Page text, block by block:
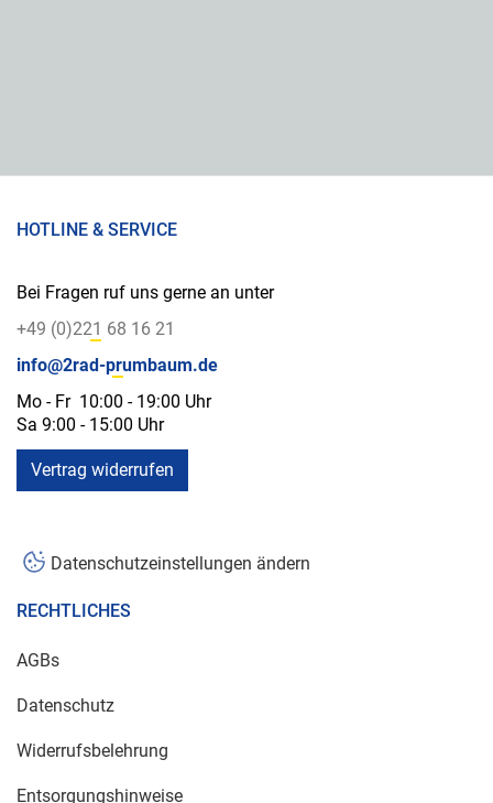
HOTLINE & SERVICE
Bei Fragen ruf uns gerne an unter
+49 (0)221 68 16 21
info@2rad-prumbaum.de
Mo - Fr 10:00 - 19:00 Uhr
Sa 9:00 - 15:00 Uhr
Vertrag widerrufen
Datenschutzeinstellungen ändern
RECHTLICHES
AGBs
Datenschutz
Widerrufsbelehrung
Entsorgungshinweise